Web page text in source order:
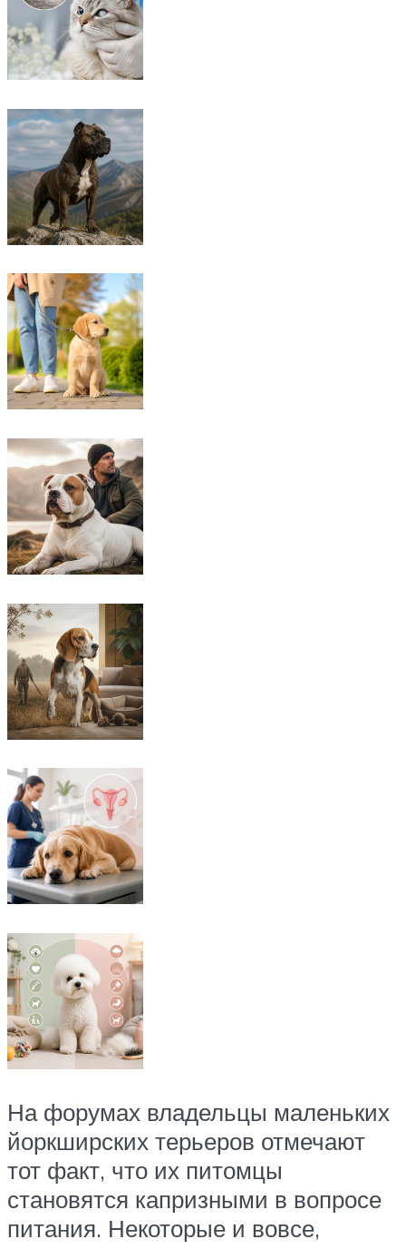
На форумах владельцы маленьких
йоркширских терьеров отмечают
тот факт, что их питомцы
становятся капризными в вопросе
питания. Некоторые и вовсе,